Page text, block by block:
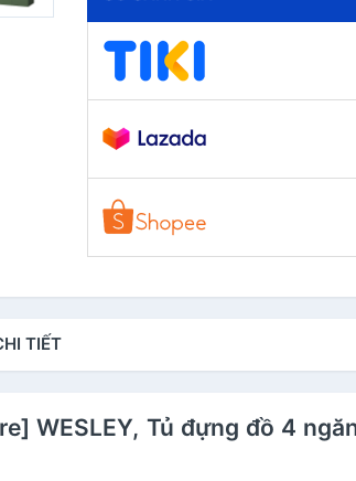
TIẾT
WESLEY, Tủ đựng đồ 4